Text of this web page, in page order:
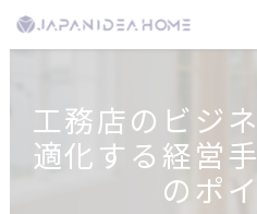
工務店のビジ
適化する経営
のポ